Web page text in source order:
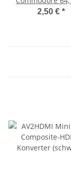
128, 16, 116, Plus/
2,50 € *